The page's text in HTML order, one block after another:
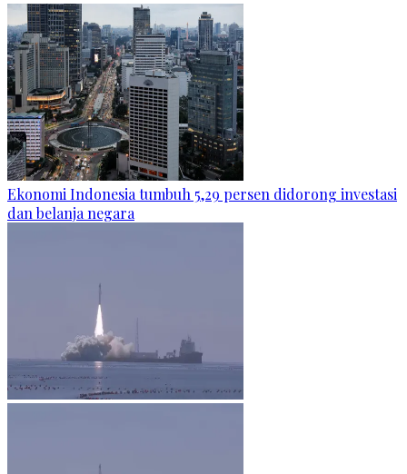
Ekonomi Indonesia tumbuh 5,29 persen didorong investasi
dan belanja negara